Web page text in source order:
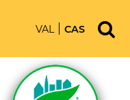
VAL CAS